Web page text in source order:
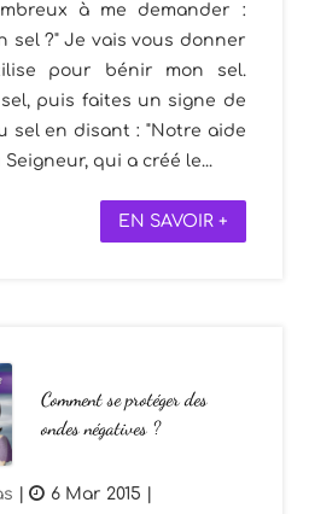
à me demander :
sel ?" Je vais vous donner
pour bénir mon sel.
puis faites un signe de
sel en disant : "Notre aide
qui a créé le...
EN SAVOIR +
Comment se protéger des
ondes négatives ?
| 6 Mar 2015 |